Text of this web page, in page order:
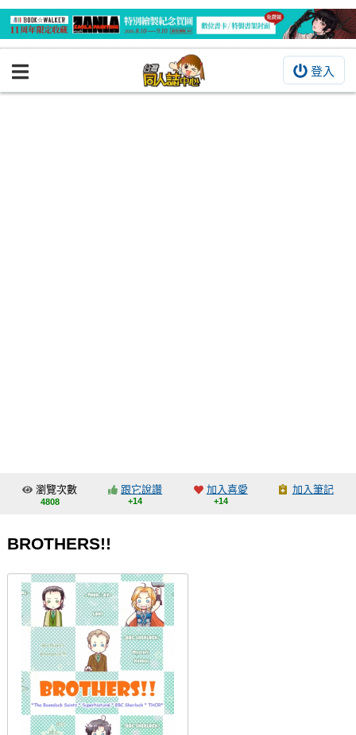
登入
BOOKY書集倉庫
交流中心
會員中心
註冊會員
登入
瀏覽次數
4808
跟它說讚
+14
加入喜愛
+14
加入筆記
BROTHERS!!